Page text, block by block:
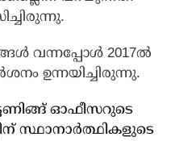
വന്നപ്പോള്‍ 2017ല്‍
ഉന്നയിച്ചിരുന്നു.
ഓഫീസറുടെ
സ്ഥാനാര്‍ത്ഥികളുടെ